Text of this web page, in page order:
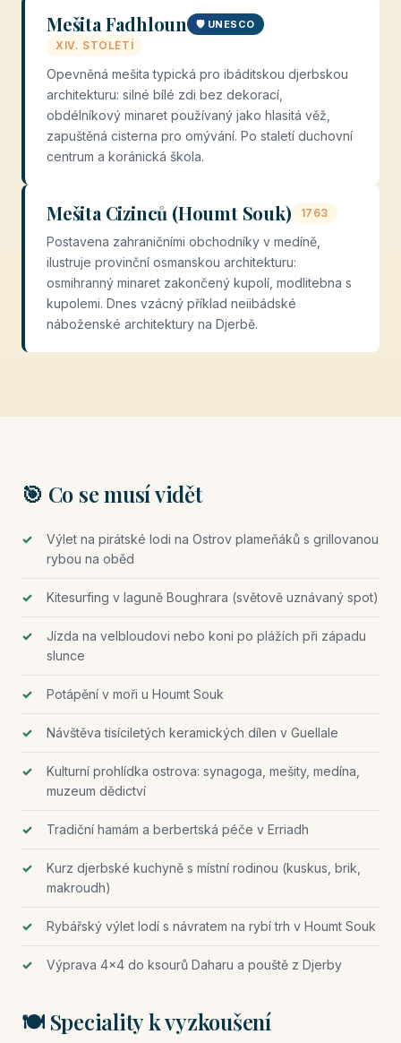
Mešita Fadhloun 🛡️ UNESCO
XIV. STOLETÍ
Opevněná mešita typická pro ibáditskou djerbskou
architekturu: silné bílé zdi bez dekorací,
obdélníkový minaret používaný jako hlasitá věž,
zapuštěná cisterna pro omývání. Po staletí duchovní
centrum a koránická škola.
Mešita Cizinců (Houmt Souk) 1763
Postavena zahraničními obchodníky v medíně,
ilustruje provinční osmanskou architekturu:
osmihranný minaret zakončený kupolí, modlitebna s
kupolemi. Dnes vzácný příklad neiibádské
náboženské architektury na Djerbě.
🎯 Co se musí vidět
Výlet na pirátské lodi na Ostrov plameňáků s grillovanou
rybou na oběd
Kitesurfing v laguně Boughrara (světově uznávaný spot)
Jízda na velbloudovi nebo koni po plážích při západu
slunce
Potápění v moři u Houmt Souk
Návštěva tisíciletých keramických dílen v Guellale
Kulturní prohlídka ostrova: synagoga, mešity, medína,
muzeum dědictví
Tradiční hamám a berbertská péče v Erriadh
Kurz djerbské kuchyně s místní rodinou (kuskus, brik,
makroudh)
Rybářský výlet lodí s návratem na rybí trh v Houmt Souk
Výprava 4×4 do ksourů Daharu a pouště z Djerby
🍽️ Speciality k vyzkoušení